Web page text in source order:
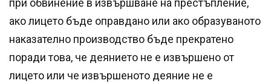
при обвинение в извършване на престъпление,
ако лицето бъде оправдано или ако образуваното
наказателно производство бъде прекратено
поради това, че деянието не е извършено от
лицето или че извършеното деяние не е